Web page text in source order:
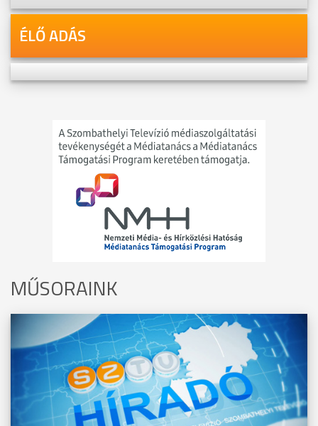
ÉLŐ ADÁS
MŰSORAINK